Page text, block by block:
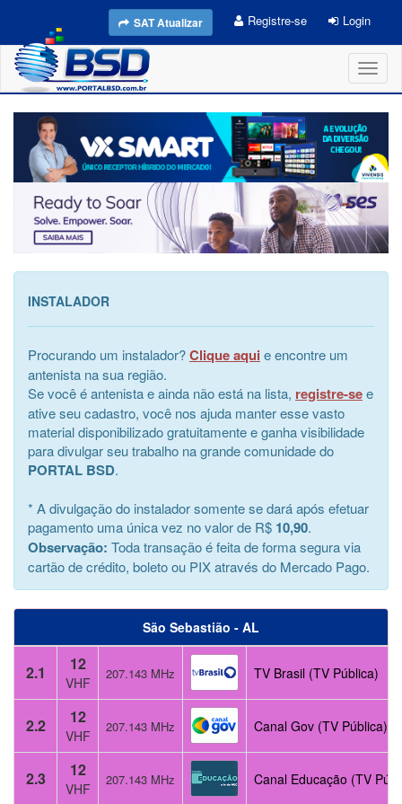
SAT Atualizar Registre-se Login
INSTALADOR
Procurando um instalador?Clique aqui e encontre um
antenista na sua região.
Se você é antenista e ainda não está na lista, registre-see
ative seu cadastro, você nos ajuda manter esse vasto
material disponibilizado gratuitamente e ganha visibilidade
para divulgar seu trabalho na grande comunidade do
PORTAL BSD.
* A divulgação do instalador somente se dará após efetuar
pagamento uma única vez no valor de R$ 10,90.
Observação: Toda transação é feita de forma segura via
cartão de crédito, boleto ou PIX através do Mercado Pago.
São Sebastião - AL
2.1 12
VHF
207.143 MHz TV Brasil (TV Pública)
2.2 12
VHF
207.143 MHz Canal Gov (TV Pública)
2.3 12
VHF
207.143 MHz Canal Educação (TV